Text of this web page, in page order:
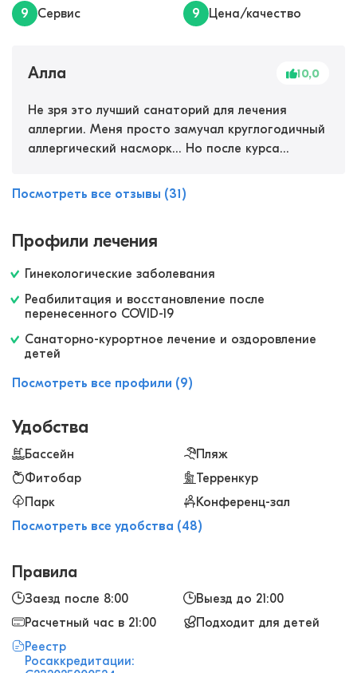
9 Сервис 9 Цена/качество
Алла 10,0
Не зря это лучший санаторий для лечения
аллергии. Меня просто замучал круглогодичный
аллергический насморк... Но после курса
насморк вообще исчез! Дышать стало
значительно легче.&nbsp; Море совсем рядом,
источник. Прекрасная территория для прогулок,
Посмотреть все отзывы (31)
Профили лечения
Гинекологические заболевания
Реабилитация и восстановление после
перенесенного COVID-19
Санаторно-курортное лечение и оздоровление
детей
Посмотреть все профили (9)
Удобства
Бассейн
Пляж
Фитобар
Терренкур
Парк
Конференц-зал
Посмотреть все удобства (48)
Правила
Заезд после 8:00
Выезд до 21:00
Расчетный час в 21:00
Подходит для детей
Реестр
Росаккредитации: